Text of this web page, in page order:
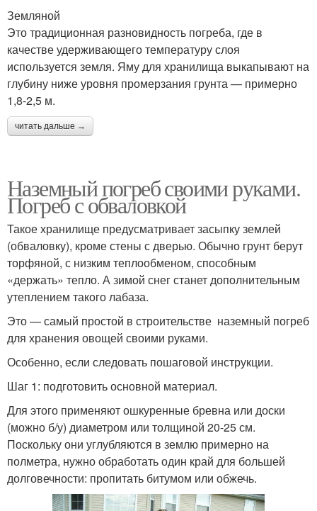
Земляной
Это традиционная разновидность погреба, где в
качестве удерживающего температуру слоя
используется земля. Яму для хранилища выкапывают на
глубину ниже уровня промерзания грунта — примерно
1,8-2,5 м.
читать дальше →
Наземный погреб своими руками.
Погреб с обваловкой
Такое хранилище предусматривает засыпку землей
(обваловку), кроме стены с дверью. Обычно грунт берут
торфяной, с низким теплообменом, способным
«держать» тепло. А зимой снег станет дополнительным
утеплением такого лабаза.
Это — самый простой в строительстве наземный погреб
для хранения овощей своими руками.
Особенно, если следовать пошаговой инструкции.
Шаг 1: подготовить основной материал.
Для этого применяют ошкуренные бревна или доски
(можно б/у) диаметром или толщиной 20-25 см.
Поскольку они углубляются в землю примерно на
полметра, нужно обработать один край для большей
долговечности: пропитать битумом или обжечь.